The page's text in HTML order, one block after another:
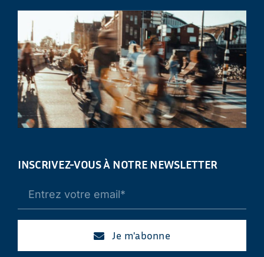
INSCRIVEZ-VOUS À NOTRE NEWSLETTER
Je m'abonne